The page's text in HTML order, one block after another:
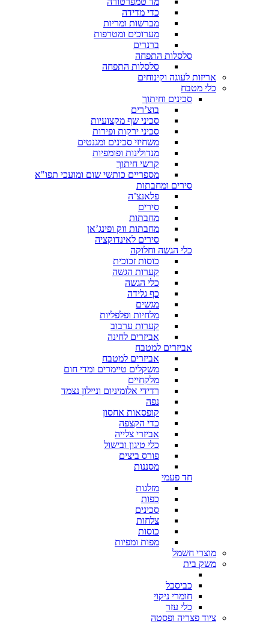
כדי מדידה
מברשות ומריות
מערוכים ומטרפות
ברנרים
סלסלות התפחה
סלסלות התפחה
אריזות לעוגה וקינוחים
כלי מטבח
סכינים וחיתוך
בוצ’רים
סכיני שף מקצועיות
סכיני ירקות ופירות
משחיזי סכינים ומגנטים
מנדולינות ופומפיות
קרשי חיתוך
מספריים כותשי שום ומועכי תפו"א
סירים ומחבתות
פלאנצ’ה
סירים
מחבתות
מחבתות ווק ופינג’אן
סירים לאינדוקציה
כלי הגשה וחלוקה
כוסות זכוכית
קערות הגשה
כלי הגשה
כף גלידה
מגשים
מלחיות ופלפליות
קערות ערבוב
אביזרים לחינה
אביזרים למטבח
אביזרים למטבח
משקלים טיימרים ומדי חום
מלקחיים
רדידי אלומיניום וניילון נצמד
נפה
קופסאות אחסון
כדי הקצפה
אביזרי צלייה
כלי טיגון ובישול
פורס ביצים
מסננות
חד פעמי
מזלגות
כפות
סכינים
צלחות
כוסות
מפות ומפיות
מוצרי חשמל
משק בית
כביסכל
חומרי ניקוי
כלי עזר
ציוד פצריה ופסטה